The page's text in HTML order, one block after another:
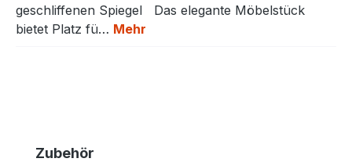
geschliffenen Spiegel Das elegante Möbelstück
bietet Platz fü… Mehr
Produktgalerie überspringen
Zubehör